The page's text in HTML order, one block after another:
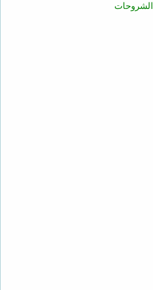
الشروحات